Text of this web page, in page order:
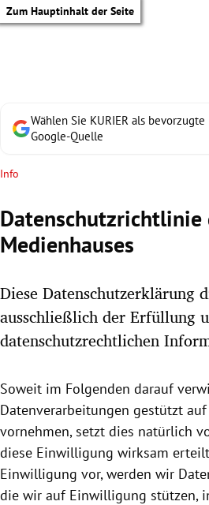
Zum Hauptinhalt der Seite
Untermenü
Untermenü
Untermenü
Untermenü
Wählen Sie KURIER als bevorzugte
Google-Quelle
Info
Datenschutzrichtlinie
Medienhauses
Diese Datenschutzerklärung
ausschließlich der Erfüllung
datenschutzrechtlichen
Soweit im Folgenden darauf
Datenverarbeitungen gestützt
vornehmen, setzt dies natürlich
diese Einwilligung wirksam
Einwilligung vor, werden wir
die wir auf Einwilligung stützen,